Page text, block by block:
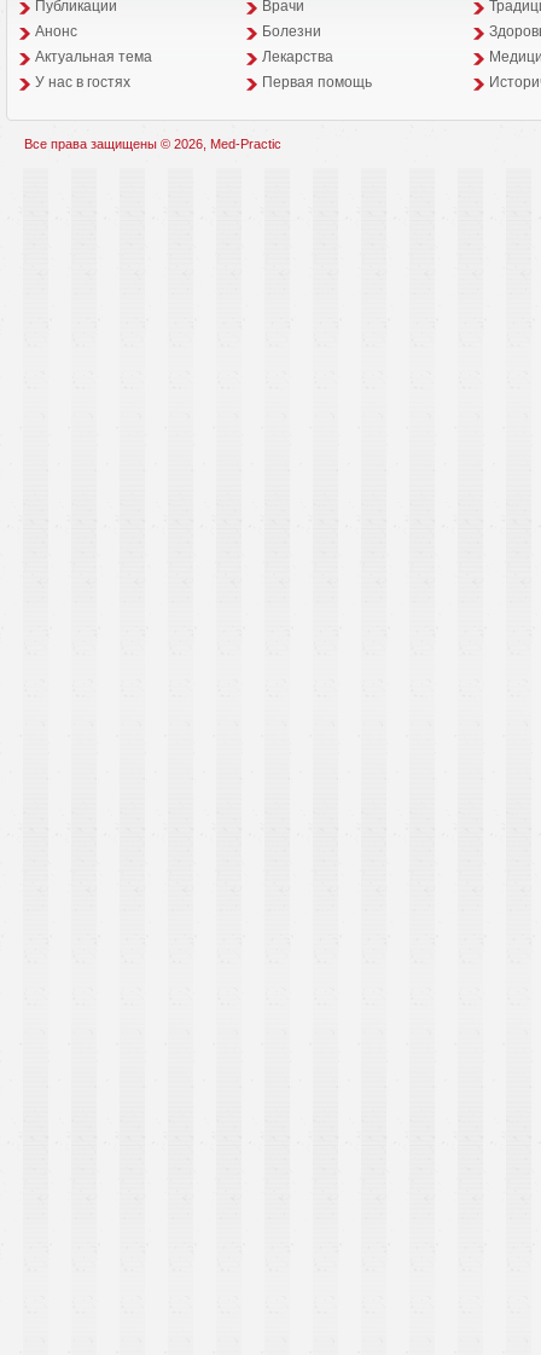
Публикации Врачи
Анонс
Болезни
Aктуальная тема
Лекарства
У нас в гостях
Первая помощь
Все права защищены © 2026, Med-Practic